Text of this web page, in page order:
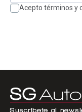
Acepto términos y
Suscríbete al